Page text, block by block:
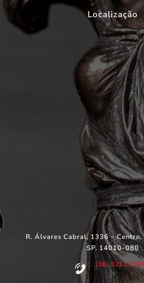
Localização
R. Álvares Cabral, 1336 –
SP, 14010-080
(16) 3211-